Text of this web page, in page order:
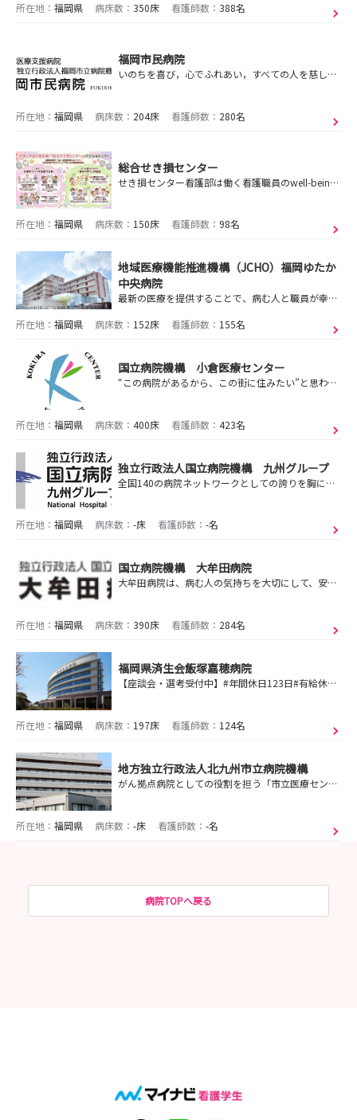
所在地： 福岡県 病床数： 350床 看護師数： 388名
福岡市民病院
いのちを喜び，心でふれあい，すべての人を慈しむ病院を目指します。
所在地： 福岡県 病床数： 204床 看護師数： 280名
総合せき損センター
せき損センター看護部は働く看護職員のwell-beingに取り組んでいます。脊髄障害医療・看護の発祥の地、飯塚から脊髄障害患者の医療・看護をリードします。
所在地： 福岡県 病床数： 150床 看護師数： 98名
地域医療機能推進機構（JCHO）福岡ゆたか
中央病院
最新の医療を提供することで、病む人と職員が幸せになり、地域社会が健やかに栄える病院を目指します。
所在地： 福岡県 病床数： 152床 看護師数： 155名
国立病院機構 小倉医療センター
“この病院があるから、この街に住みたい”と思われるような病院を目指します
所在地： 福岡県 病床数： 400床 看護師数： 423名
独立行政法人国立病院機構 九州グループ
全国140の病院ネットワークとしての誇りを胸に、 地域医療を支えるセーフティネットへ
所在地： 福岡県 病床数： -床 看護師数： -名
国立病院機構 大牟田病院
大牟田病院は、病む人の気持ちを大切にして、安全で最善な医療を提供します。
所在地： 福岡県 病床数： 390床 看護師数： 284名
福岡県済生会飯塚嘉穂病院
【座談会・選考受付中】#年間休日123日#有給休暇20日 優しさと思いやりをもった看護実践で地域社会に密着した信頼できる病院を目指します。
所在地： 福岡県 病床数： 197床 看護師数： 124名
地方独立行政法人北九州市立病院機構
がん拠点病院としての役割を担う「市立医療センター」、救急病院としての役割を担う「市立八幡病院」。それぞれ地域の中核病院として北九州エリアの医療をトータルサポート
所在地： 福岡県 病床数： -床 看護師数： -名
病院TOPへ戻る